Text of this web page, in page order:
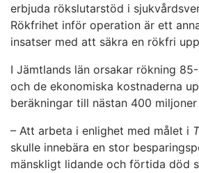
erbjuda rökslutarstöd i
Rökfrihet inför operation är ett
insatser med att säkra en rökfri
I Jämtlands län orsakar rökning
och de ekonomiska kostnaderna
beräkningar till nästan 400
– Att arbeta i enlighet med målet i
skulle innebära en stor
mänskligt lidande och förtida död